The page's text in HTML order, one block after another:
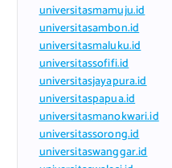
universitasmamuju.id
universitasambon.id
universitasmaluku.id
universitassofifi.id
universitasjayapura.id
universitaspapua.id
universitasmanokwari.id
universitassorong.id
universitaswanggar.id